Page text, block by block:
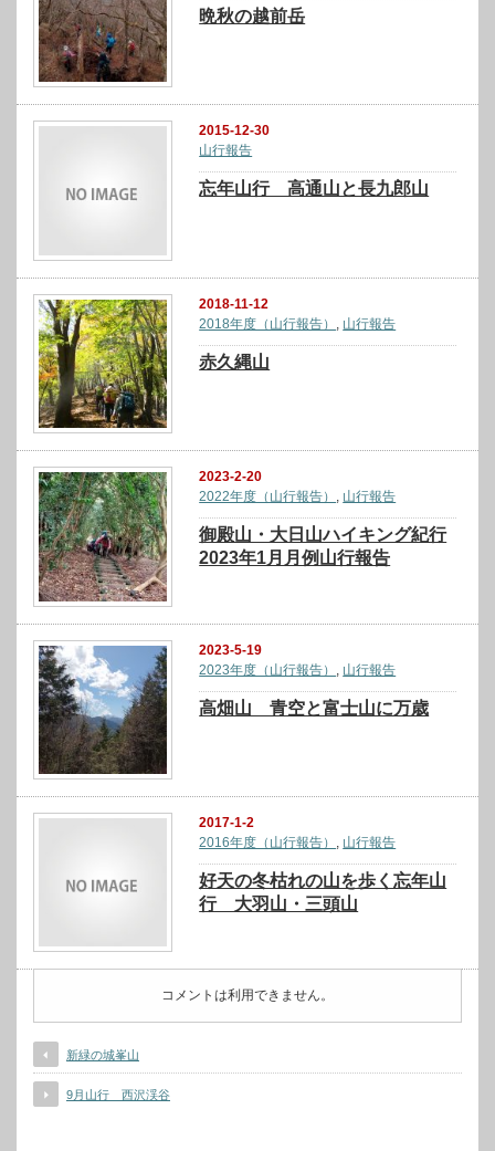
晩秋の越前岳
2015-12-30
山行報告
忘年山行 高通山と長九郎山
2018-11-12
2018年度（山行報告）
山行報告
赤久縄山
2023-2-20
2022年度（山行報告） , 山行報告
御殿山・大日山ハイキング紀行
2023年1月月例山行報告
2023-5-19
2023年度（山行報告）
山行報告
高畑山 青空と富士山に万歳
2017-1-2
2016年度（山行報告） , 山行報告
好天の冬枯れの山を歩く忘年山
行 大羽山・三頭山
コメントは利用できません。
新緑の城峯山
9月山行 西沢渓谷